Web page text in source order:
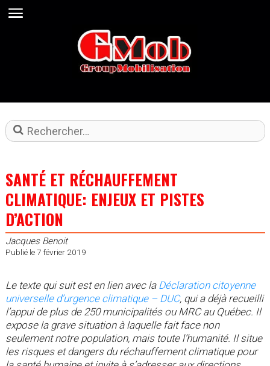
Rechercher
SANTÉ ET RÉCHAUFFEMENT
CLIMATIQUE: ENJEUX ET PISTES
D’ACTION
Jacques Benoit
Publié le 7 février 2019
Le texte qui suit est en lien avec la Déclaration citoyenne
universelle d’urgence climatique – DUC,qui a déjà recueilli
l’appui de plus de 250 municipalités ou MRC au Québec. Il
expose la grave situation à laquelle fait face non
seulement notre population, mais toute l’humanité. Il situe
les risques et dangers du réchauffement climatique pour